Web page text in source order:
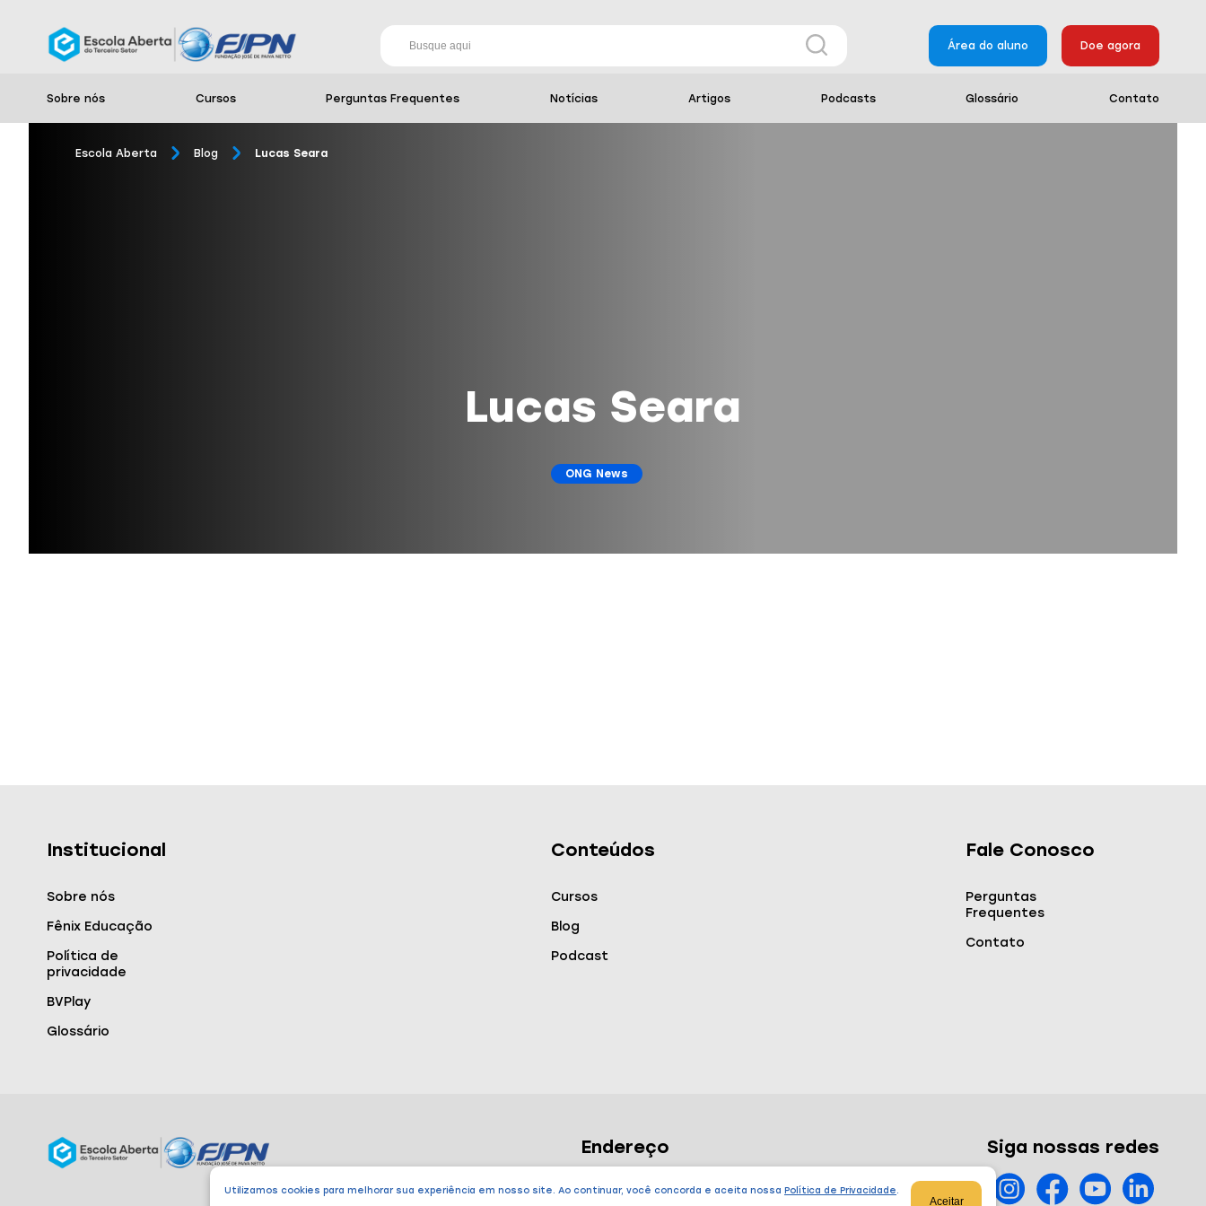
Utilizamos cookies para melhorar sua experiência em nosso site. Ao continuar, você concorda e aceita nossa Política de Privacidade.
Aceitar
Área do aluno Doe agora
Sobre nós Cursos Perguntas Frequentes Notícias Artigos Podcasts Glossário Contato
Escola Aberta Blog Lucas Seara
Lucas Seara
ONG News
Institucional
Sobre nós
Fênix Educação
Política de
privacidade
BVPlay
Glossário
Conteúdos
Cursos
Blog
Podcast
Fale Conosco
Perguntas
Frequentes
Contato
Endereço Siga nossas redes